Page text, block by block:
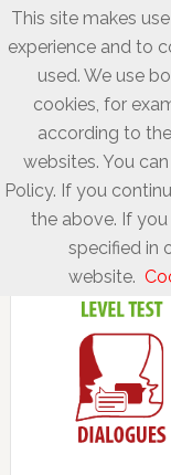
This site makes
experience and to
used. We use
cookies, for
according to
websites. You
Policy. If you
the above. If
specified in
website.